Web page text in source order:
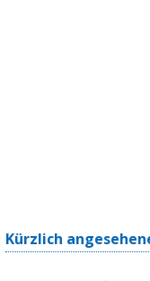
Kürzlich